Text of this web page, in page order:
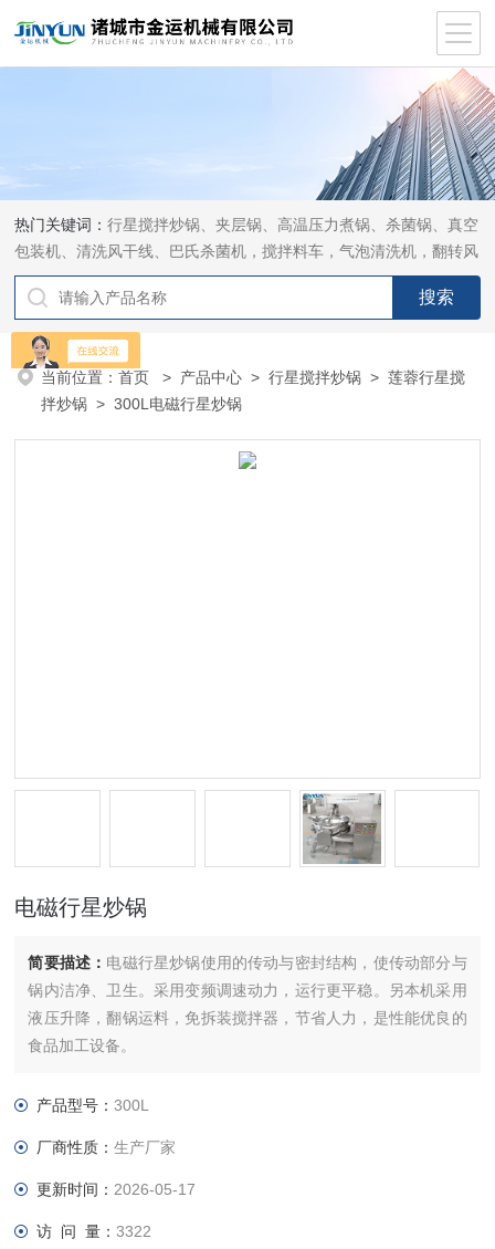
热门关键词：行星搅拌炒锅、夹层锅、高温压力煮锅、杀菌锅、真空
包装机、清洗风干线、巴氏杀菌机，搅拌料车，气泡清洗机，翻转风
干机
当前位置：首页 > 产品中心 >行星搅拌炒锅 >莲蓉行星搅
拌炒锅 > 300L电磁行星炒锅
电磁行星炒锅
简要描述： 电磁行星炒锅使用的传动与密封结构，使传动部分与
锅内洁净、卫生。采用变频调速动力，运行更平稳。另本机采用
液压升降，翻锅运料，免拆装搅拌器，节省人力，是性能优良的
食品加工设备。
产品型号：300L
厂商性质：生产厂家
更新时间： 2026-05-17
访 问 量：3322